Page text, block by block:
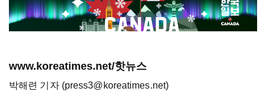
www.koreatimes.net/핫뉴스
박해련 기자 (press3@koreatimes.net)